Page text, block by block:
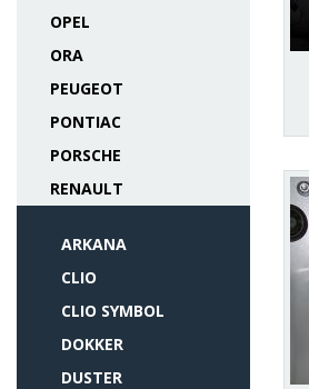
OPEL
ORA
PEUGEOT
PONTIAC
PORSCHE
RENAULT
ARKANA
CLIO
CLIO SYMBOL
DOKKER
DUSTER